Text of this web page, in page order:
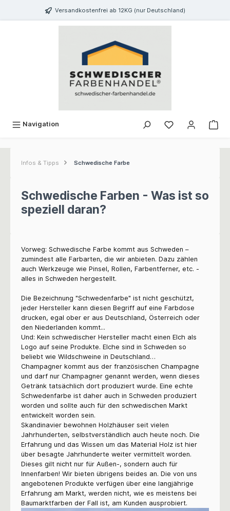
springen Versandkostenfrei ab 12KG (nur Deutschland)
Navigation
Infos & Tipps Schwedische Farbe
Schwedische Farben - Was ist so
speziell daran?
Vorweg: Schwedische Farbe kommt aus Schweden –
zumindest alle Farbarten, die wir anbieten. Dazu zählen
auch Werkzeuge wie Pinsel, Rollen, Farbentferner, etc. -
alles in Schweden hergestellt.
Die Bezeichnung "Schwedenfarbe" ist nicht geschützt,
jeder Hersteller kann diesen Begriff auf eine Farbdose
drucken, egal ober er aus Deutschland, Österreich oder
den Niederlanden kommt...
Und: Kein schwedischer Hersteller macht einen Elch als
Logo auf seine Produkte. Elche sind in Schweden so
beliebt wie Wildschweine in Deutschland…
Champagner kommt aus der französischen Champagne
und darf nur Champagner genannt werden, wenn dieses
Getränk tatsächlich dort produziert wurde. Eine echte
Schwedenfarbe ist daher auch in Schweden produziert
worden und sollte auch für den schwedischen Markt
entwickelt worden sein.
Skandinavier bewohnen Holzhäuser seit vielen
Jahrhunderten, selbstverständlich auch heute noch. Die
Erfahrung und das Wissen um das Material Holz ist hier
über besagte Jahrhunderte weiter vermittelt worden.
Dieses gilt nicht nur für Außen-, sondern auch für
Innenfarben! Wir bieten übrigens beides an. Die von uns
angebotenen Produkte verfügen über eine langjährige
Erfahrung am Markt, werden nicht, wie es meistens bei
Baumarktfarben der Fall ist, am Kunden ausprobiert.